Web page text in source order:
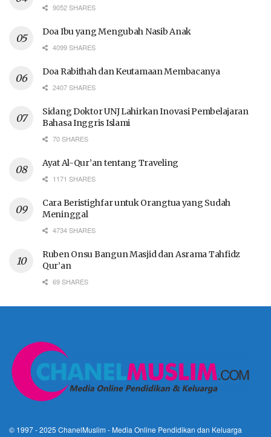
9052 SHARES
Doa Ibu yang Mengubah Nasib Anak
4099 SHARES
Doa Rabithah dan Keutamaan Membacanya
2407 SHARES
Sidang Doktor UNJ Lahirkan Inovasi Pembelajaran
Bahasa Inggris Islami
70 SHARES
Ayat Al-Qur’an tentang Traveling
1171 SHARES
Cara Beristighfar untuk Orangtua yang Sudah
Meninggal
4734 SHARES
Ruben Onsu Bangun Masjid dan Asrama Tahfidz
Qur’an
69 SHARES
© 1997 - 2025 ChanelMuslim - Media Online Pendidikan dan Keluarga